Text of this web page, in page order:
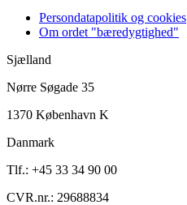
Persondatapolitik og cookies
Om ordet "bæredygtighed"
Sjælland
Nørre Søgade 35
1370 København K
Danmark
Tlf.: +45 33 34 90 00
CVR.nr.: 29688834